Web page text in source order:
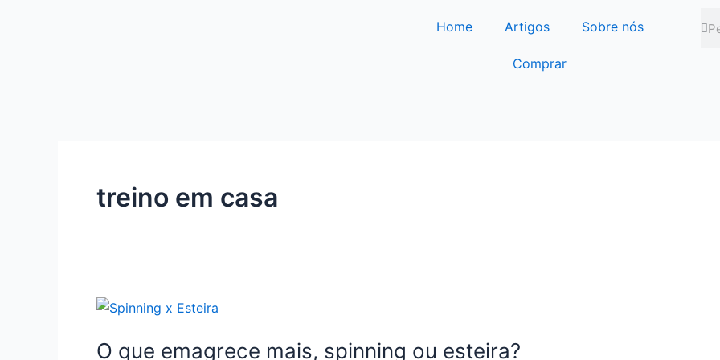
Home Artigos Sobre nós
Comprar
treino em casa
O que emagrece mais, spinning ou esteira?
O
emagrece